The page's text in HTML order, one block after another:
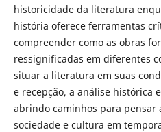
historicidade da literatura
história oferece ferramentas
compreender como as obras
ressignificadas em diferentes
situar a literatura em suas
e recepção, a análise histórica
abrindo caminhos para pensar
sociedade e cultura em